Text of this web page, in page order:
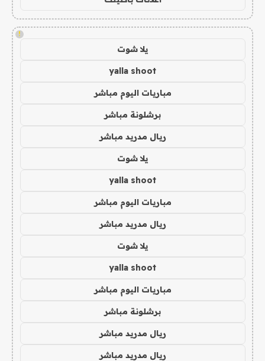
!
يلا شوت
yalla shoot
مباريات اليوم مباشر
برشلونة مباشر
ريال مدريد مباشر
يلا شوت
yalla shoot
مباريات اليوم مباشر
ريال مدريد مباشر
يلا شوت
yalla shoot
مباريات اليوم مباشر
برشلونة مباشر
ريال مدريد مباشر
ريال مدريد مباشر